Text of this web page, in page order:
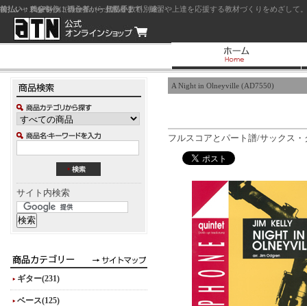
ジャズを中心に初心者から上級者まで、練習や上達を応援する教材づくりをめざし
サイト内検索
ギター(231)
ベース(125)
A Night in Olneyville (AD7550)
フルスコアとパート譜/サックス
前払い：クレジットカード（一括払い）
後払い：代金引換（現金払い・代引手数料別途）
前払い：PayPay